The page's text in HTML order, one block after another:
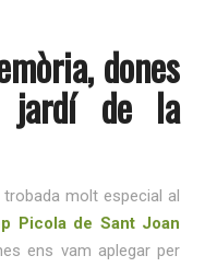
dones
jardí de la
molt especial al
Picola de Sant Joan
ens vam aplegar per